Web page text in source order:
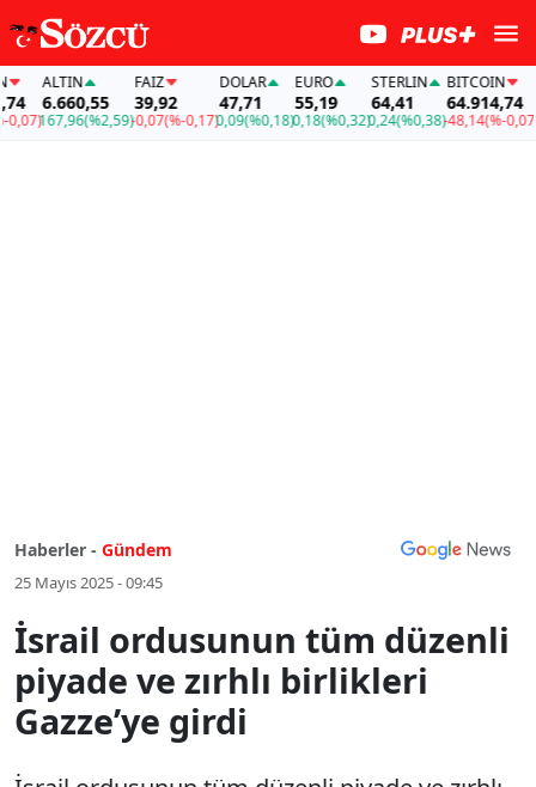
ALTIN
6.660,55
167,96(%2,59)
FAİZ
39,92
-0,07(%-0,17)
DOLAR
47,71
0,09(%0,18)
EURO
55,19
0,18(%0,32)
STERLIN
64,41
0,24(%0,38)
BITCOIN
64.914,74
-48,14(%-0,07)
Haberler - Gündem
25 Mayıs 2025 - 09:45
İsrail ordusunun tüm düzenli
piyade ve zırhlı birlikleri
Gazze’ye girdi